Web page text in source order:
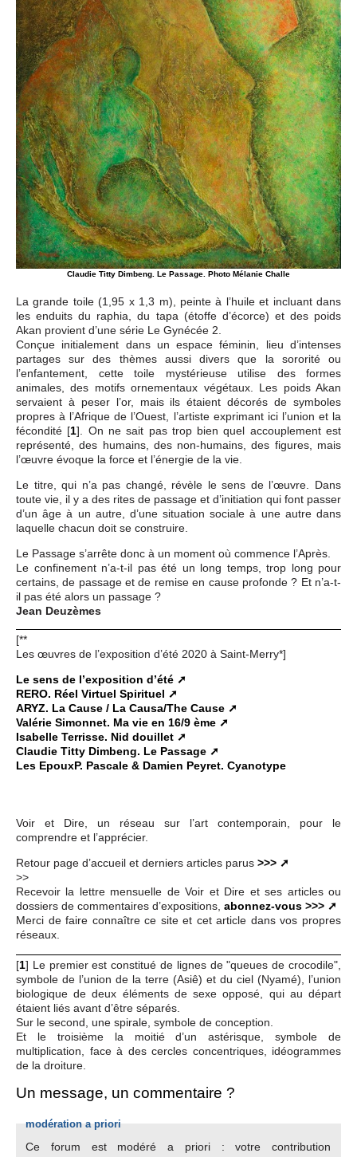
Claudie Titty Dimbeng. Le Passage. Photo Mélanie Challe
La grande toile (1,95 x 1,3 m), peinte à l’huile et incluant dans
les enduits du raphia, du tapa (étoffe d’écorce) et des poids
Akan provient d’une série Le Gynécée 2.
Conçue initialement dans un espace féminin, lieu d’intenses
partages sur des thèmes aussi divers que la sororité ou
l’enfantement, cette toile mystérieuse utilise des formes
animales, des motifs ornementaux végétaux. Les poids Akan
servaient à peser l’or, mais ils étaient décorés de symboles
propres à l’Afrique de l’Ouest, l’artiste exprimant ici l’union et la
fécondité [1] . On ne sait pas trop bien quel accouplement est
représenté, des humains, des non-humains, des figures, mais
l’œuvre évoque la force et l’énergie de la vie.
Le titre, qui n’a pas changé, révèle le sens de l’œuvre. Dans
toute vie, il y a des rites de passage et d’initiation qui font passer
d’un âge à un autre, d’une situation sociale à une autre dans
laquelle chacun doit se construire.
Le Passage s’arrête donc à un moment où commence l’Après.
Le confinement n’a-t-il pas été un long temps, trop long pour
certains, de passage et de remise en cause profonde ? Et n’a-t-
il pas été alors un passage ?
Jean Deuzèmes
[**
Les œuvres de l’exposition d’été 2020 à Saint-Merry*]
Le sens de l’exposition d’été
RERO. Réel Virtuel Spirituel
ARYZ. La Cause / La Causa/The Cause
Valérie Simonnet. Ma vie en 16/9 ème
Isabelle Terrisse. Nid douillet
Claudie Titty Dimbeng. Le Passage
Les EpouxP. Pascale & Damien Peyret. Cyanotype
Voir et Dire, un réseau sur l’art contemporain, pour le
comprendre et l’apprécier.
Retour page d’accueil et derniers articles parus >>>
>>
Recevoir la lettre mensuelle de Voir et Dire et ses articles ou
dossiers de commentaires d’expositions, abonnez-vous >>>
Merci de faire connaître ce site et cet article dans vos propres
réseaux.
[1] Le premier est constitué de lignes de "queues de crocodile",
symbole de l’union de la terre (Asiê) et du ciel (Nyamé), l’union
biologique de deux éléments de sexe opposé, qui au départ
étaient liés avant d’être séparés.
Sur le second, une spirale, symbole de conception.
Et le troisième la moitié d’un astérisque, symbole de
multiplication, face à des cercles concentriques, idéogrammes
de la droiture.
Un message, un commentaire ?
modération a priori
Ce forum est modéré a priori : votre contribution